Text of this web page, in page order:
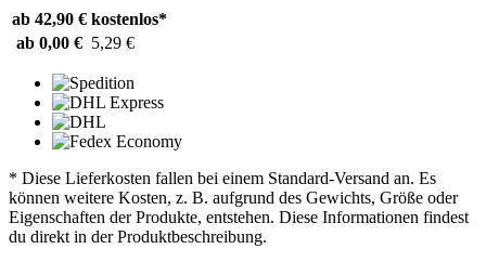
ab 42,90 € kostenlos*
ab 0,00 € 5,29 €
* Diese Lieferkosten fallen bei einem Standard-Versand an. Es
können weitere Kosten, z. B. aufgrund des Gewichts, Größe oder
Eigenschaften der Produkte, entstehen. Diese Informationen findest
du direkt in der Produktbeschreibung.